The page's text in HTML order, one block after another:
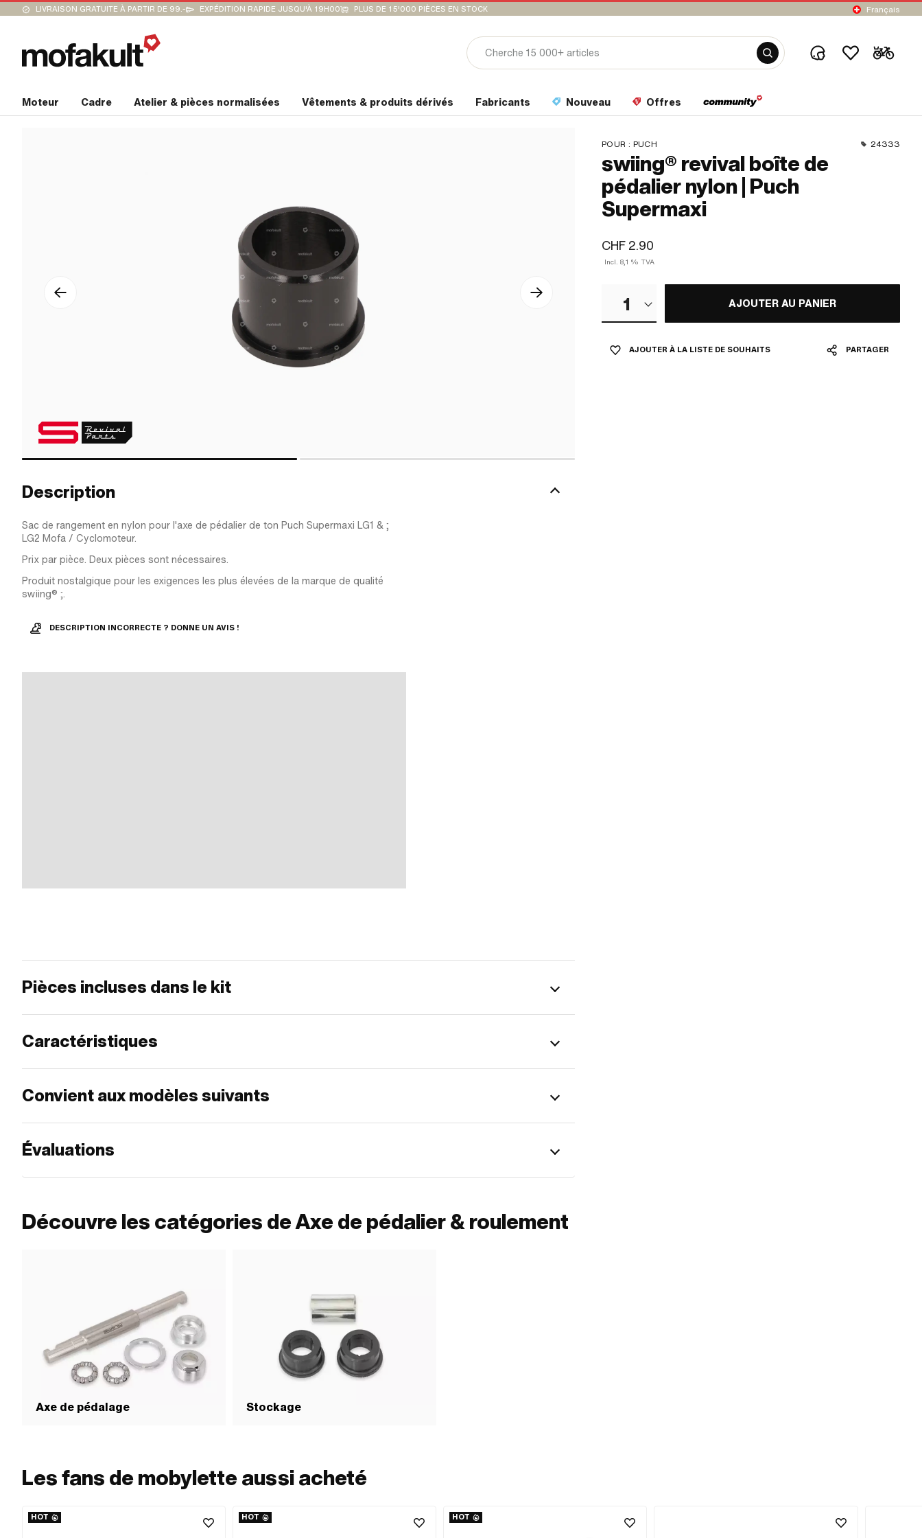
LIVRAISON GRATUITE À PARTIR DE 99.- EXPÉDITION RAPIDE JUSQU'À 19H00 PLUS DE 15'000 PIÈCES EN STOCK Français
Moteur Cadre Atelier & pièces normalisées Vêtements & produits dérivés Fabricants Nouveau Offres
POUR : PUCH 24333
swiing® revival boîte de
pédalier nylon | Puch
Supermaxi
CHF 2.90
Incl. 8,1 % TVA
1 AJOUTER AU PANIER
AJOUTER À LA LISTE DE SOUHAITS PARTAGER
Description
Sac de rangement en nylon pour l'axe de pédalier de ton Puch Supermaxi LG1 & ;
LG2 Mofa / Cyclomoteur.
Prix par pièce. Deux pièces sont nécessaires.
Produit nostalgique pour les exigences les plus élevées de la marque de qualité
swiing® ;.
DESCRIPTION INCORRECTE ? DONNE UN AVIS !
Pièces incluses dans le kit
Caractéristiques
Convient aux modèles suivants
Évaluations
Découvre les catégories de Axe de pédalier & roulement
Axe de pédalage Stockage
Les fans de mobylette aussi acheté
HOT HOT HOT